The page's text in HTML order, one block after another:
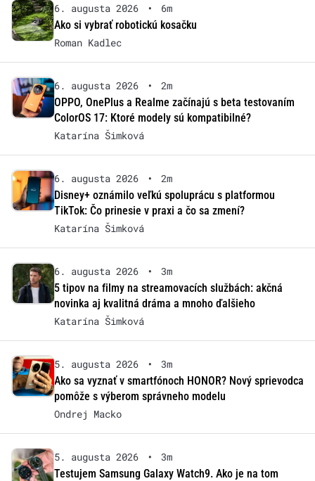
6. augusta 2026 •
6m
Ako si vybrať robotickú kosačku
Roman Kadlec
6. augusta 2026 •
2m
OPPO, OnePlus a Realme začínajú s beta testovaním
ColorOS 17: Ktoré modely sú kompatibilné?
Katarína Šimková
6. augusta 2026 •
2m
Disney+ oznámilo veľkú spoluprácu s platformou
TikTok: Čo prinesie v praxi a čo sa zmení?
Katarína Šimková
6. augusta 2026 •
3m
5 tipov na filmy na streamovacích službách: akčná
novinka aj kvalitná dráma a mnoho ďalšieho
Katarína Šimková
5. augusta 2026 •
3m
Ako sa vyznať v smartfónoch HONOR? Nový sprievodca
pomôže s výberom správneho modelu
Ondrej Macko
5. augusta 2026 •
3m
Testujem Samsung Galaxy Watch9. Ako je na tom